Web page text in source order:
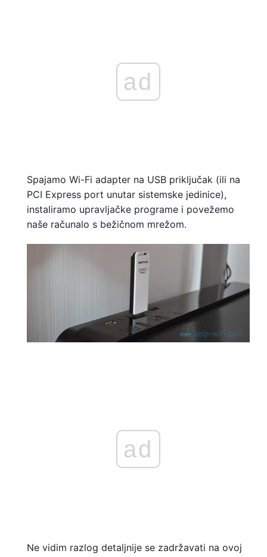
ad
Spajamo Wi-Fi adapter na USB priključak (ili na
PCI Express port unutar sistemske jedinice),
instaliramo upravljačke programe i povežemo
naše računalo s bežičnom mrežom.
ad
Ne vidim razlog detaljnije se zadržavati na ovoj